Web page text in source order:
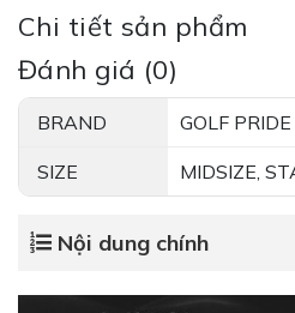
Chi tiết sản phẩm
Đánh giá (0)
BRAND GOLF PRIDE
SIZE MIDSIZE,
Nội dung chính